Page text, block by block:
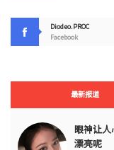
Diodeo.PROC
Facebook
最新报道
眼神让
漂亮呢